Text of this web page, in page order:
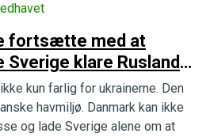
fortsætte med at
Sverige klare Ruslands
kun farlig for ukrainerne. Den
havmiljø. Danmark kan ikke
og lade Sverige alene om at